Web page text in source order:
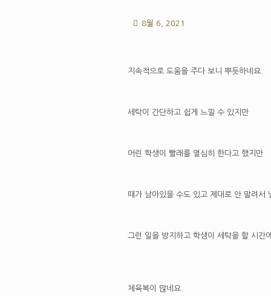
8월 6, 2021
지속적으로 도움을 주다 보니 뿌듯하네요.
세탁이 간단하고 쉽게 느낄 수 있지만
어린 학생이 빨래를 열심히 한다고 했지만
때가 남아있을 수도 있고 제대로 안 말려서
그런 일을 방지하고 학생이 세탁을 할 시간
체육복이 많네요.